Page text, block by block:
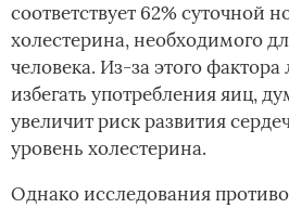
соответствует 62% суточной
холестерина, необходимого
человека. Из-за этого
избегать употребления яиц,
увеличит риск развития
уровень холестерина.
Однако исследования